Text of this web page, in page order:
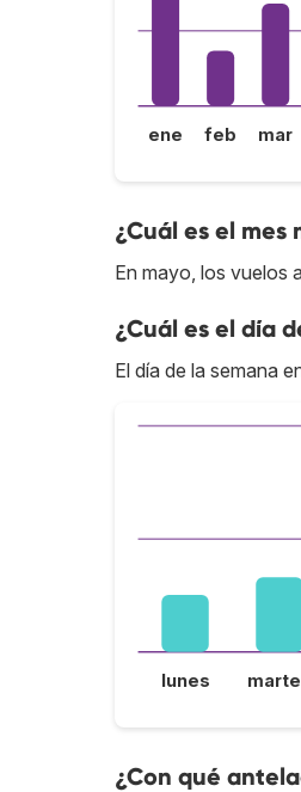
ene feb mar
¿Cuál es el mes
En mayo, los vuelos
¿Cuál es el día
El día de la semana
lunes
¿Con qué